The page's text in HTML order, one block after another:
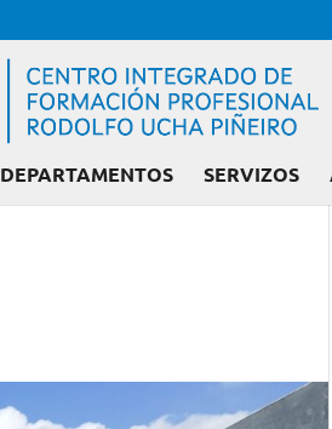
DEPARTAMENTOS SERVIZOS
Admisión FP: Ciclos